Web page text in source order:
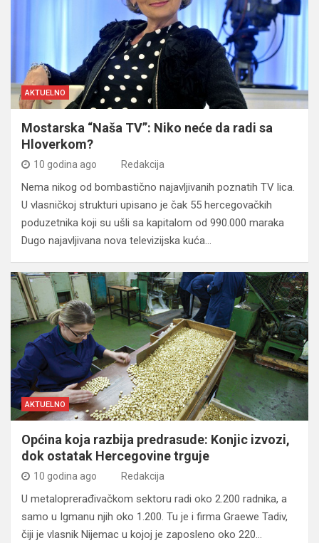
AKTUELNO
Mostarska “Naša TV”: Niko neće da radi sa
Hloverkom?
10 godina ago Redakcija
Nema nikog od bombastično najavljivanih poznatih TV lica.
U vlasničkoj strukturi upisano je čak 55 hercegovačkih
poduzetnika koji su ušli sa kapitalom od 990.000 maraka
Dugo najavljivana nova televizijska kuća…
AKTUELNO
Općina koja razbija predrasude: Konjic izvozi,
dok ostatak Hercegovine trguje
10 godina ago Redakcija
U metaloprerađivačkom sektoru radi oko 2.200 radnika, a
samo u Igmanu njih oko 1.200. Tu je i firma Graewe Tadiv,
čiji je vlasnik Nijemac u kojoj je zaposleno oko 220…